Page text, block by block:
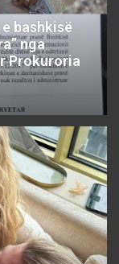
bashkisë
nga
Prokuroria